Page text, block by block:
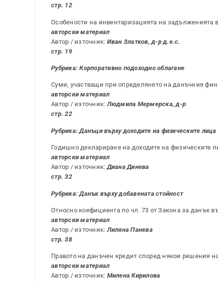
стр. 12
Особености на инвентаризацията на задълженията
авторски материал
Автор / източник: Иван Златков, д-р д.е.с.
стр. 19
Рубрика: Корпоративно подоходно облагане
Суми, участващи при определянето на данъчния
авторски материал
Автор / източник:Людмила Мермерска, д-р
стр. 22
Рубрика: Данъци върху доходите на физическите лица
Годишно деклариране на доходите на физическите
авторски материал
Автор / източник:Диана Динева
стр. 32
Рубрика: Данък върху добавената стойност
Относно коефициента по чл. 73 от Закона за данък
авторски материал
Автор / източник: Лиляна Панева
стр. 38
Правото на данъчен кредит според някои решения
авторски материал
Автор / източник: Милена Кирилова